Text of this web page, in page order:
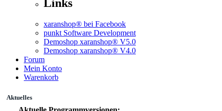
Links
xaranshop® bei Facebook
punkt Software Development
Demoshop xaranshop® V5.0
Demoshop xaranshop® V4.0
Forum
Mein Konto
Warenkorb
Aktuelles